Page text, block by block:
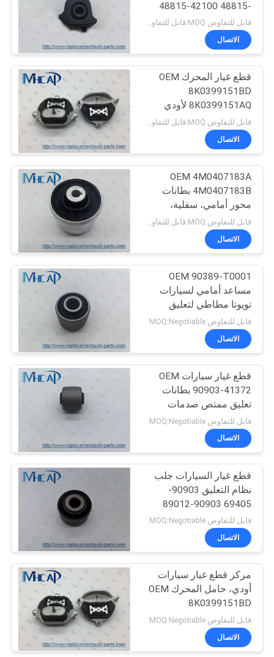
اقتباس
خريطة
الموقع
PRIVACY
POLICY
السيارات ملف
الإشعال
117
قطع غيار السيارات
هوندا
269
أجزاء الجسم تلقائي
13
السيارات فلتر الهواء
82
oil filter ذاتيّ
114
48815-42100 48815-
42120 لتويوتا
قابل للتفاوض MOQ:قابل للتفاوض
الاتصال
قطع غيار المحرك OEM
8K0399151BD
8K0399151AQ لأودي
قابل للتفاوض MOQ:قابل للتفاوض
الاتصال
OEM 4M0407183A
4M0407183B بطانات
محور أمامي، سفلية،
لتعليق خلفي لأودي
الاتصال
OEM 90389-T0001
مساعد أمامي لسيارات
تويوتا مطاطي لتعليق
السيارة
قابل للتفاوض MOQ:Negotiable
الاتصال
قطع غيار سيارات OEM
90903-41372 بطانات
تعليق ممتص صدمات
لتويوتا
قابل للتفاوض MOQ:Negotiable
الاتصال
قطع غيار السيارات جلب
نظام التعليق 90903-
69405 90903-89012
لتويوتا
قابل للتفاوض MOQ:Negotiable
الاتصال
مركز قطع غيار سيارات
أودي، حامل المحرك OEM
8K0399151BD
8K0399151AQ
قابل للتفاوض MOQ:Negotiable
الاتصال